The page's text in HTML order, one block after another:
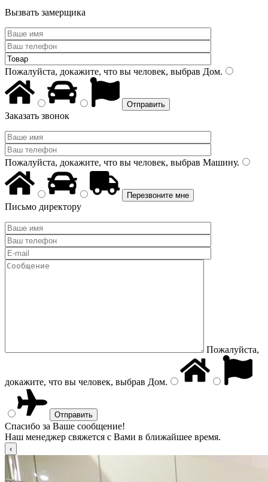
Вызвать замерщика
Пожалуйста, докажите, что вы человек, выбрав Дом.
Заказать звонок
Пожалуйста, докажите, что вы человек, выбрав Машину.
Письмо директору
Пожалуйста,
докажите, что вы человек, выбрав Дом.
Спасибо за Ваше сообщение!
Наш менеджер свяжется с Вами в ближайшее время.